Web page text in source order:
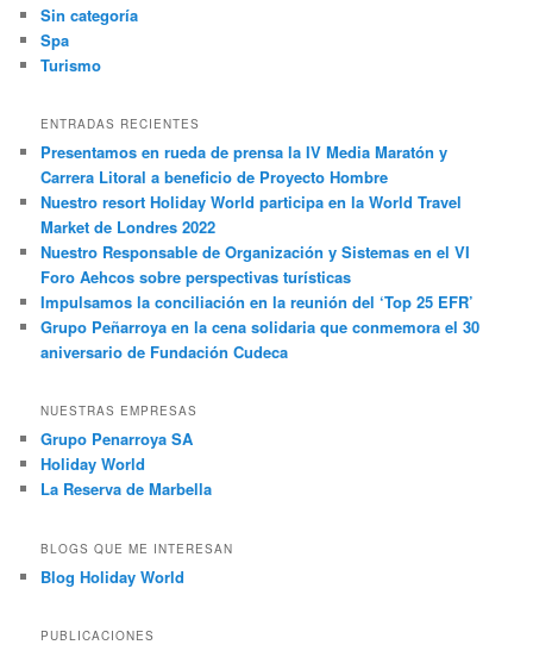
Sin categoría
Spa
Turismo
ENTRADAS RECIENTES
Presentamos en rueda de prensa la IV Media Maratón y
Carrera Litoral a beneficio de Proyecto Hombre
Nuestro resort Holiday World participa en la World Travel
Market de Londres 2022
Nuestro Responsable de Organización y Sistemas en el VI
Foro Aehcos sobre perspectivas turísticas
Impulsamos la conciliación en la reunión del ‘Top 25 EFR’
Grupo Peñarroya en la cena solidaria que conmemora el 30
aniversario de Fundación Cudeca
NUESTRAS EMPRESAS
Grupo Penarroya SA
Holiday World
La Reserva de Marbella
BLOGS QUE ME INTERESAN
Blog Holiday World
PUBLICACIONES